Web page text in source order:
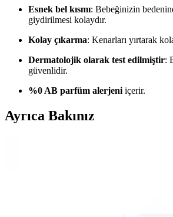
Esnek bel kısmı: Bebeğinizin
giydirilmesi kolaydır.
Kolay çıkarma: Kenarları yırtarak
Dermatolojik olarak test edilmiştir:
güvenlidir.
%0 AB parfüm alerjeni içerir.
Ayrıca Bakınız